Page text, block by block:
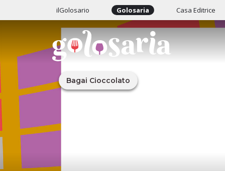
ilGolosario Golosaria Casa Editrice
Bagai Cioccolato